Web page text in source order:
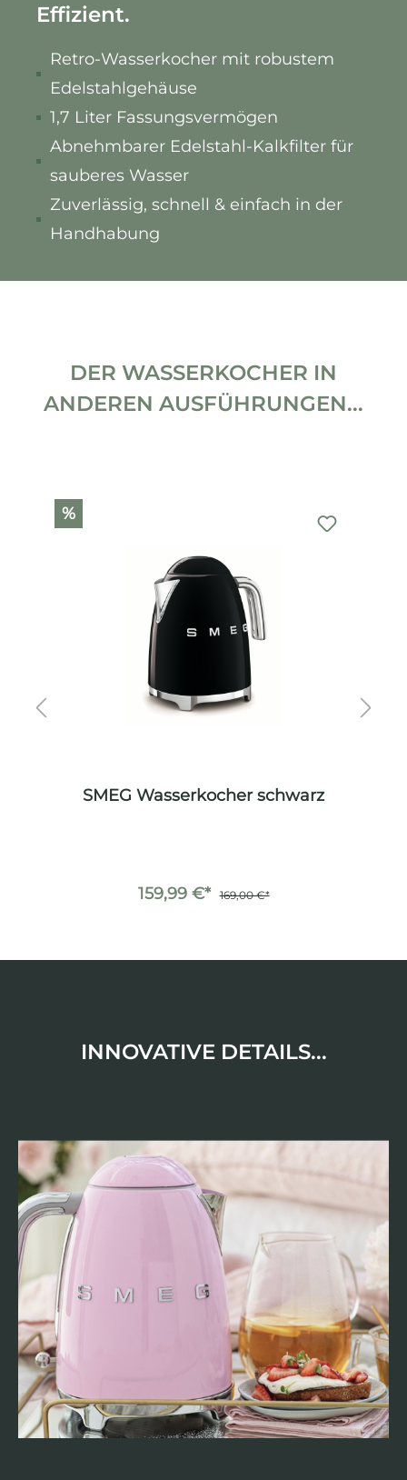
Effizient.
Retro-Wasserkocher mit robustem
Edelstahlgehäuse
1,7 Liter Fassungsvermögen
Abnehmbarer Edelstahl-Kalkfilter für
sauberes Wasser
Zuverlässig, schnell & einfach in der
Handhabung
DER WASSERKOCHER IN
ANDEREN AUSFÜHRUNGEN...
Produktgalerie überspringen
%
SMEG Wasserkocher schwarz
159,99 €* 169,00 €*
INNOVATIVE DETAILS...